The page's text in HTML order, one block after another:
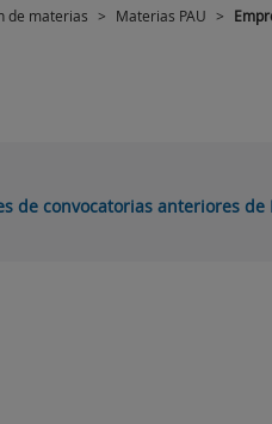
de materias > Materias PAU >
de convocatorias anteriores de